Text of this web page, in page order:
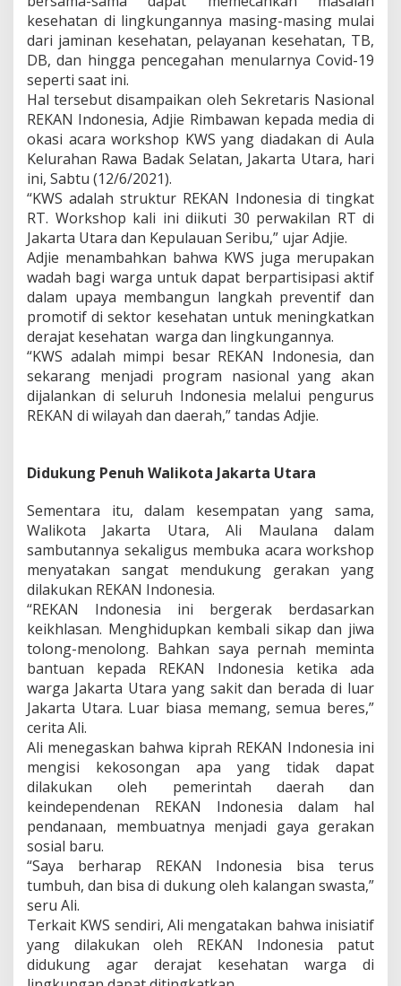
e
h
a
a
n
,
R
E
A
N
I
n
d
o
n
e
s
a
a
g
a
W
S
kesehatan di lingkungannya masing-masing mulai
dari jaminan kesehatan, pelayanan kesehatan, TB,
DB, dan hingga pencegahan menularnya Covid-19
seperti saat ini.
Hal tersebut disampaikan oleh Sekretaris Nasional
REKAN Indonesia, Adjie Rimbawan kepada media di
okasi acara workshop KWS yang diadakan di Aula
Kelurahan Rawa Badak Selatan, Jakarta Utara, hari
ini, Sabtu (12/6/2021).
“KWS adalah struktur REKAN Indonesia di tingkat
RT. Workshop kali ini diikuti 30 perwakilan RT di
Jakarta Utara dan Kepulauan Seribu,” ujar Adjie.
Adjie menambahkan bahwa KWS juga merupakan
wadah bagi warga untuk dapat berpartisipasi aktif
dalam upaya membangun langkah preventif dan
promotif di sektor kesehatan untuk meningkatkan
derajat kesehatan warga dan lingkungannya.
“KWS adalah mimpi besar REKAN Indonesia, dan
sekarang menjadi program nasional yang akan
dijalankan di seluruh Indonesia melalui pengurus
REKAN di wilayah dan daerah,” tandas Adjie.
Didukung Penuh Walikota Jakarta Utara
Sementara itu, dalam kesempatan yang sama,
Walikota Jakarta Utara, Ali Maulana dalam
sambutannya sekaligus membuka acara workshop
menyatakan sangat mendukung gerakan yang
dilakukan REKAN Indonesia.
“REKAN Indonesia ini bergerak berdasarkan
keikhlasan. Menghidupkan kembali sikap dan jiwa
tolong-menolong. Bahkan saya pernah meminta
bantuan kepada REKAN Indonesia ketika ada
warga Jakarta Utara yang sakit dan berada di luar
Jakarta Utara. Luar biasa memang, semua beres,”
cerita Ali.
Ali menegaskan bahwa kiprah REKAN Indonesia ini
mengisi kekosongan apa yang tidak dapat
dilakukan oleh pemerintah daerah dan
keindependenan REKAN Indonesia dalam hal
pendanaan, membuatnya menjadi gaya gerakan
sosial baru.
“Saya berharap REKAN Indonesia bisa terus
tumbuh, dan bisa di dukung oleh kalangan swasta,”
seru Ali.
Terkait KWS sendiri, Ali mengatakan bahwa inisiatif
yang dilakukan oleh REKAN Indonesia patut
didukung agar derajat kesehatan warga di